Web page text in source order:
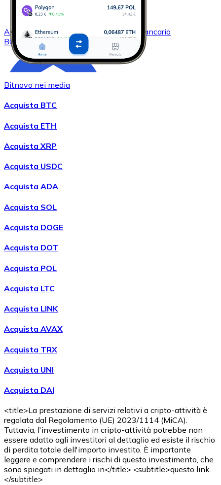
AcquistareBitcoin Cash
con bonifico bancario
BCH
AcquistareChainlink
LINK
AcquistareWrapped Bitcoin
AcquistareAvalanche
Bitnovo nei media
Acquista BTC
Acquista ETH
Acquista XRP
Acquista USDC
Acquista ADA
Acquista SOL
Acquista DOGE
Acquista DOT
Acquista POL
Acquista LTC
Acquista LINK
Acquista AVAX
Acquista TRX
Acquista UNI
Acquista DAI
<title>La prestazione di servizi relativi a cripto-attività è
regolata dal Regolamento (UE) 2023/1114 (MiCA).
Tuttavia, l'investimento in cripto-attività potrebbe non
essere adatto agli investitori al dettaglio ed esiste il rischio
di perdita totale dell'importo investito. È importante
leggere e comprendere i rischi di questo investimento, che
sono spiegati in dettaglio in</title> <subtitle>questo link.
</subtitle>